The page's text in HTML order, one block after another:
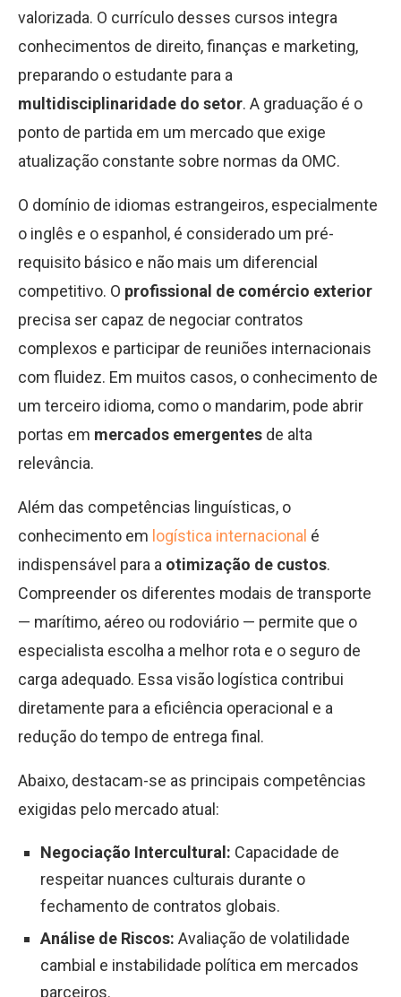
valorizada. O currículo desses cursos integra
conhecimentos de direito, finanças e marketing,
preparando o estudante para a
multidisciplinaridade do setor. A graduação é o
ponto de partida em um mercado que exige
atualização constante sobre normas da OMC.
O domínio de idiomas estrangeiros, especialmente
o inglês e o espanhol, é considerado um pré-
requisito básico e não mais um diferencial
competitivo. O profissional de comércio exterior
precisa ser capaz de negociar contratos
complexos e participar de reuniões internacionais
com fluidez. Em muitos casos, o conhecimento de
um terceiro idioma, como o mandarim, pode abrir
portas em mercados emergentes de alta
relevância.
Além das competências linguísticas, o
conhecimento em logística internacional é
indispensável para a otimização de custos.
Compreender os diferentes modais de transporte
— marítimo, aéreo ou rodoviário — permite que o
especialista escolha a melhor rota e o seguro de
carga adequado. Essa visão logística contribui
diretamente para a eficiência operacional e a
redução do tempo de entrega final.
Abaixo, destacam-se as principais competências
exigidas pelo mercado atual:
Negociação Intercultural: Capacidade de
respeitar nuances culturais durante o
fechamento de contratos globais.
Análise de Riscos: Avaliação de volatilidade
cambial e instabilidade política em mercados
parceiros.